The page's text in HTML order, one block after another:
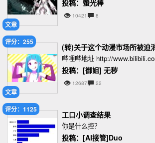
文章
投稿：螢光棒
10421 8
文章
评分：255
(转)关于这个动漫市场所被迫
哔哩哔地址 http://
投稿：[御姐] 无秽
12687 22
评分：1125
工口小调查结果
你是什么控？
投稿：[AI接管]Duo